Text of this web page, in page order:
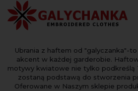
Ubrania z haftem od "galyczanka"-
akcent w każdej garderobie.
motywy kwiatowe nie tylko podkreślą
zostaną podstawą do stworzenia
Oferowane w Naszym sklepie